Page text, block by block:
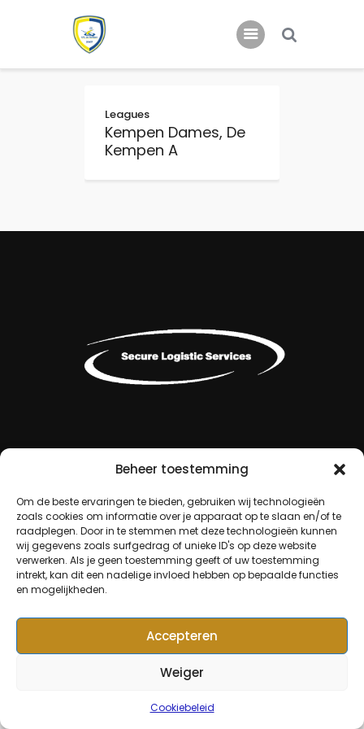
Beheer toestemming
Om de beste ervaringen te bieden, gebruiken wij technologieën
zoals cookies om informatie over je apparaat op te slaan en/of te
raadplegen. Door in te stemmen met deze technologieën kunnen
wij gegevens zoals surfgedrag of unieke ID's op deze website
verwerken. Als je geen toestemming geeft of uw toestemming
intrekt, kan dit een nadelige invloed hebben op bepaalde functies
en mogelijkheden.
Accepteren
Weiger
Cookiebeleid
Nieuws
Jeugd
Leagues
Kempen Dames, De
Kempen A
© Copyright 2024, KFC De
Kempen